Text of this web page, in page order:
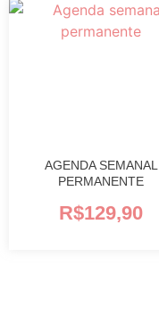
AGENDA SEMANAL
PERMANENTE
R$129,90